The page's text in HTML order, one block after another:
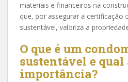
materiais e financeiros na
que, por assegurar a certificação
sustentável, valoriza a
O que é um
sustentável e qual
importância?